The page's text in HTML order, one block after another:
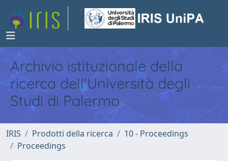
Archivio istituzionale della
ricerca dell'Università degli
Studi di Palermo
IRIS Prodotti della ricerca
10 - Proceedings
Proceedings